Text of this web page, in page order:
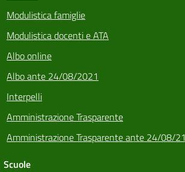
Modulistica famiglie
Modulistica docenti e ATA
Albo online
Albo ante 24/08/2021
Interpelli
Amministrazione Trasparente
Amministrazione Trasparente ante 24/08/21
Scuole